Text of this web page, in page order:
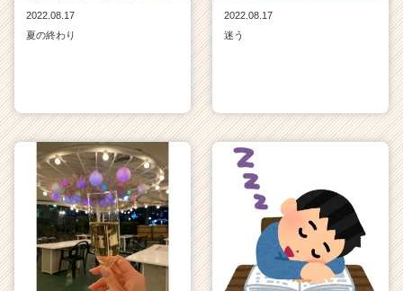
2022.08.17
夏の終わり
2022.08.17
迷う